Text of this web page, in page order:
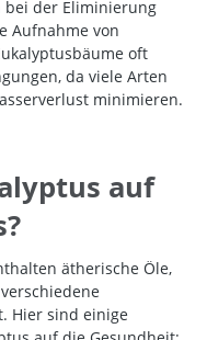
bei der Eliminierung
Aufnahme von
oft
da viele Arten
minimieren.
auf
ätherische Öle,
Hier sind einige